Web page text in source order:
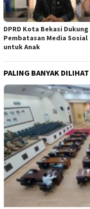
DPRD Kota Bekasi Dukung
Pembatasan Media Sosial
untuk Anak
PALING BANYAK DILIHAT